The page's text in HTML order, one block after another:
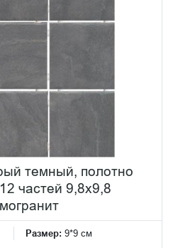
темный, полотно
частей 9,8х9,8
Размер: 9*9 см